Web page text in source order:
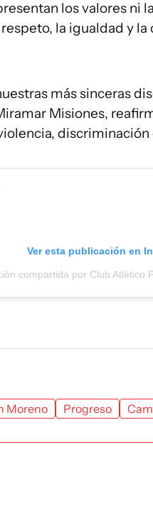
los valores ni
la igualdad y
más sinceras
Misiones,
discriminación
Ver esta publicación en
compartida por Club Atlético
Moreno Progreso